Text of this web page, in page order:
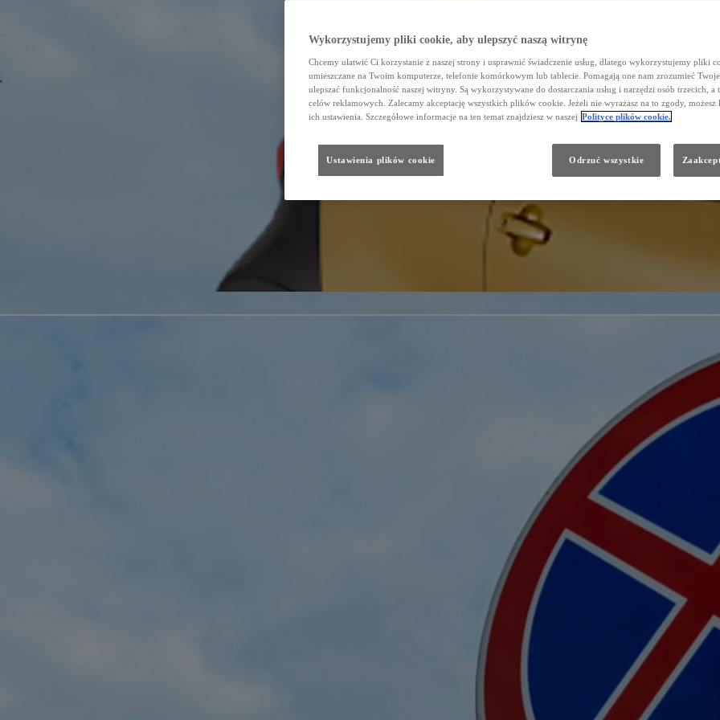
Wykorzystujemy pliki cookie, aby ulepszyć naszą witrynę
Chcemy ułatwić Ci korzystanie z naszej strony i usprawnić świadczenie usług, dlatego wykorzystujemy pliki
umieszczane na Twoim komputerze, telefonie komórkowym lub tablecie. Pomagają one nam zrozumieć
ulepszać funkcjonalność naszej witryny. Są wykorzystywane do dostarczania usług i narzędzi osób trzecich, a
celów reklamowych. Zalecamy akceptację wszystkich plików cookie. Jeżeli nie wyrażasz na to zgody, możesz
ich ustawienia. Szczegółowe informacje na ten temat znajdziesz w naszej Polityce plików cookie.
Ustawienia plików cookie Odrzuć wszystkie